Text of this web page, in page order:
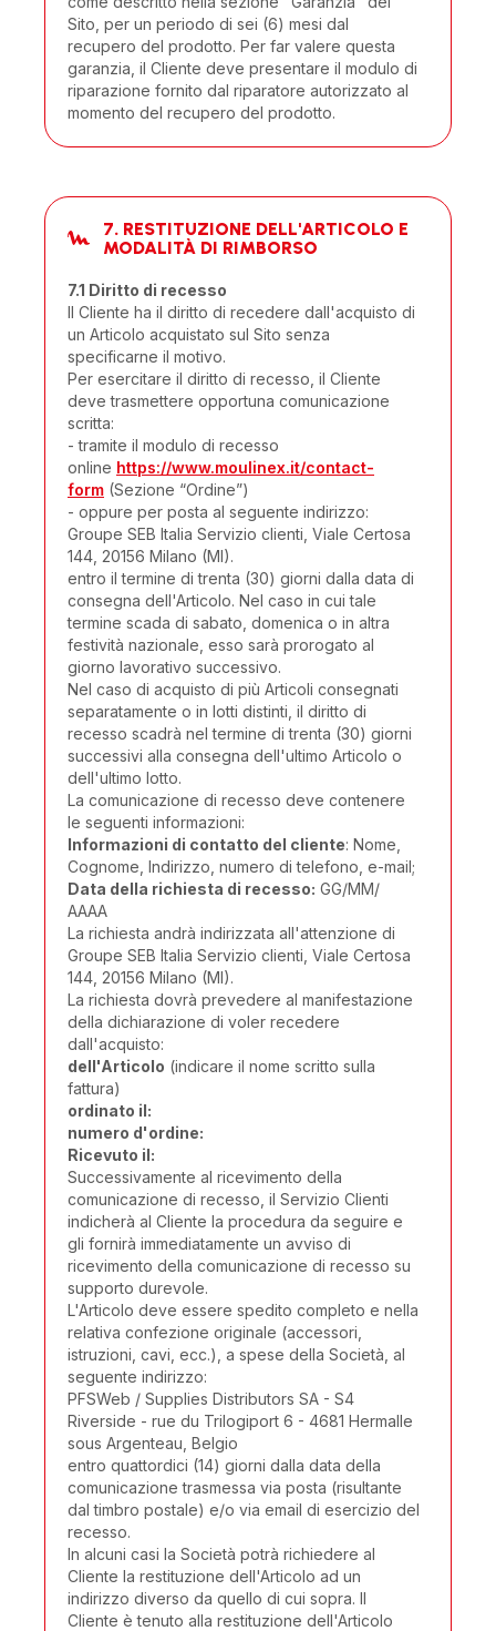
Sito, per un periodo di sei (6) mesi dal
recupero del prodotto. Per far valere questa
garanzia, il Cliente deve presentare il modulo di
riparazione fornito dal riparatore autorizzato al
momento del recupero del prodotto.
7. RESTITUZIONE DELL'ARTICOLO E
MODALITÀ DI RIMBORSO
7.1 Diritto di recesso
Il Cliente ha il diritto di recedere dall'acquisto di
un Articolo acquistato sul Sito senza
specificarne il motivo.
Per esercitare il diritto di recesso, il Cliente
deve trasmettere opportuna comunicazione
scritta:
- tramite il modulo di recesso
online https://www.moulinex.it/contact-
form (Sezione “Ordine”)
- oppure per posta al seguente indirizzo:
Groupe SEB Italia Servizio clienti, Viale Certosa
144, 20156 Milano (MI).
entro il termine di trenta (30) giorni dalla data di
consegna dell'Articolo. Nel caso in cui tale
termine scada di sabato, domenica o in altra
festività nazionale, esso sarà prorogato al
giorno lavorativo successivo.
Nel caso di acquisto di più Articoli consegnati
separatamente o in lotti distinti, il diritto di
recesso scadrà nel termine di trenta (30) giorni
successivi alla consegna dell'ultimo Articolo o
dell'ultimo lotto.
La comunicazione di recesso deve contenere
le seguenti informazioni:
Informazioni di contatto del cliente: Nome,
Cognome, Indirizzo, numero di telefono, e-mail;
Data della richiesta di recesso: GG/MM/
AAAA
La richiesta andrà indirizzata all'attenzione di
Groupe SEB Italia Servizio clienti, Viale Certosa
144, 20156 Milano (MI).
La richiesta dovrà prevedere al manifestazione
della dichiarazione di voler recedere
dall'acquisto:
dell'Articolo (indicare il nome scritto sulla
fattura)
ordinato il:
numero d'ordine:
Ricevuto il:
Successivamente al ricevimento della
comunicazione di recesso, il Servizio Clienti
indicherà al Cliente la procedura da seguire e
gli fornirà immediatamente un avviso di
ricevimento della comunicazione di recesso su
supporto durevole.
L'Articolo deve essere spedito completo e nella
relativa confezione originale (accessori,
istruzioni, cavi, ecc.), a spese della Società, al
seguente indirizzo:
PFSWeb / Supplies Distributors SA - S4
Riverside - rue du Trilogiport 6 - 4681 Hermalle
sous Argenteau, Belgio
entro quattordici (14) giorni dalla data della
comunicazione trasmessa via posta (risultante
dal timbro postale) e/o via email di esercizio del
recesso.
In alcuni casi la Società potrà richiedere al
Cliente la restituzione dell'Articolo ad un
indirizzo diverso da quello di cui sopra. Il
Cliente è tenuto alla restituzione dell'Articolo